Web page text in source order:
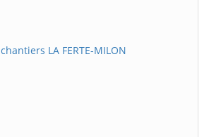
LA FERTE-MILON